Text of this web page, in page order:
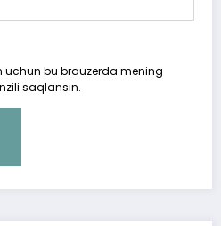
uchun bu brauzerda mening
saqlansin.